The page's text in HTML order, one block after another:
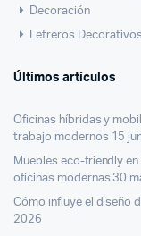
Decoración
Letreros Decorativos
Últimos artículos
Oficinas híbridas y
trabajo modernos 15
Muebles eco-friendly
oficinas modernas 30
Cómo influye el diseño
2026